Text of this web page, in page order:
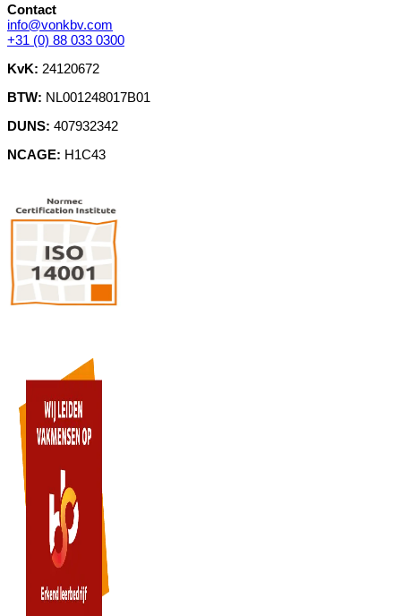
Contact
info@vonkbv.com
+31 (0) 88 033 0300
KvK: 24120672
BTW: NL001248017B01
DUNS: 407932342
NCAGE: H1C43